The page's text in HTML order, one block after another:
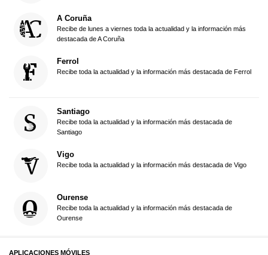
A Coruña
Recibe de lunes a viernes toda la actualidad y la información más
destacada de A Coruña
Ferrol
Recibe toda la actualidad y la información más destacada de Ferrol
Santiago
Recibe toda la actualidad y la información más destacada de
Santiago
Vigo
Recibe toda la actualidad y la información más destacada de Vigo
Ourense
Recibe toda la actualidad y la información más destacada de
Ourense
APLICACIONES MÓVILES